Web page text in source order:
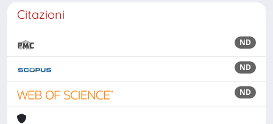
Citazioni
ND
ND
ND